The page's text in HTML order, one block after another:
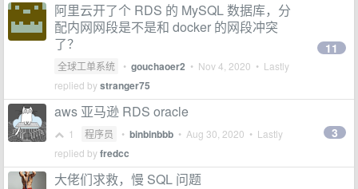
阿里云开了个 RDS 的 MySQL 数据库，分
配内网网段是不是和 docker 的网段冲突
了？
全球工单系统 • gouchaoer2 • Nov 4, 2020 • Lastly
replied bystranger75
11
aws 亚马逊 RDS oracle
1 程序员 • binbinbbb • Aug 30, 2020 • Lastly
replied byfredcc
3
大佬们求救，慢 SQL 问题